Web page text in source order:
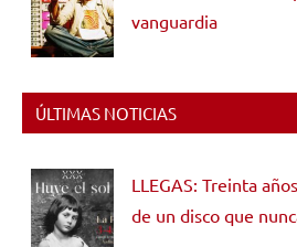
vanguardia
ÚLTIMAS NOTICIAS
LLEGAS: Treinta
de un disco que